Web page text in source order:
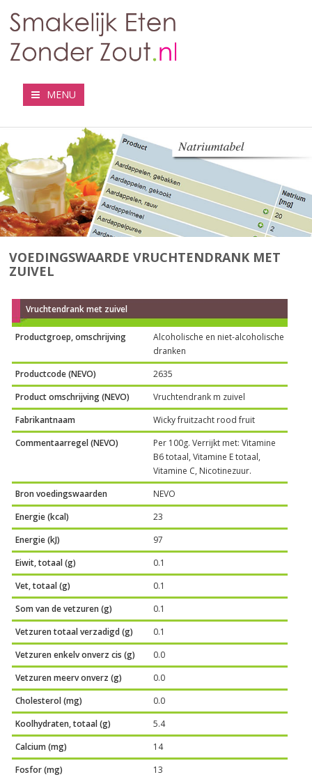
MENU
VOEDINGSWAARDE VRUCHTENDRANK MET
ZUIVEL
Vruchtendrank met zuivel
Productgroep, omschrijving
Alcoholische en niet-alcoholische
dranken
Productcode (NEVO)
2635
Product omschrijving (NEVO)
Vruchtendrank m zuivel
Fabrikantnaam
Wicky fruitzacht rood fruit
Commentaarregel (NEVO)
Per 100g. Verrijkt met: Vitamine
B6 totaal, Vitamine E totaal,
Vitamine C, Nicotinezuur.
Bron voedingswaarden
NEVO
Energie (kcal)
23
Energie (kJ)
97
Eiwit, totaal (g)
0.1
Vet, totaal (g)
0.1
Som van de vetzuren (g)
0.1
Vetzuren totaal verzadigd (g)
0.1
Vetzuren enkelv onverz cis (g)
0.0
Vetzuren meerv onverz (g)
0.0
Cholesterol (mg)
0.0
Koolhydraten, totaal (g)
5.4
Calcium (mg)
14
Fosfor (mg)
13